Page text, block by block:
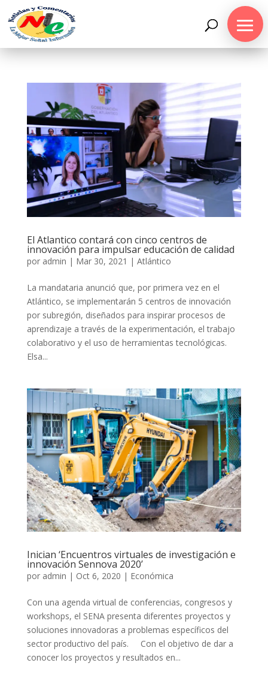
El Atlantico contará con cinco centros de
innovación para impulsar educación de calidad
por admin | Mar 30, 2021 | Atlántico
La mandataria anunció que, por primera vez en el
Atlántico, se implementarán 5 centros de innovación
por subregión, diseñados para inspirar procesos de
aprendizaje a través de la experimentación, el trabajo
colaborativo y el uso de herramientas tecnológicas.
Elsa...
Inician ‘Encuentros virtuales de investigación e
innovación Sennova 2020’
por admin | Oct 6, 2020 | Económica
Con una agenda virtual de conferencias, congresos y
workshops, el SENA presenta diferentes proyectos y
soluciones innovadoras a problemas específicos del
sector productivo del país. Con el objetivo de dar a
conocer los proyectos y resultados en...